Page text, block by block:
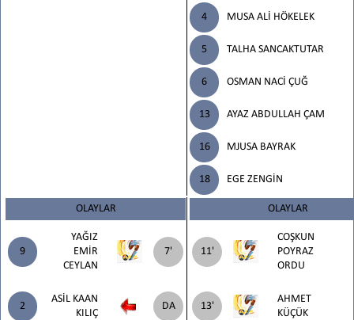
4 MUSA ALİ HÖKELEK
5 TALHA SANCAKTUTAR
6 OSMAN NACİ ÇUĞ
13 AYAZ ABDULLAH ÇAM
16 MJUSA BAYRAK
18 EGE ZENGİN
OLAYLAR
9
YAĞIZ
EMİR
CEYLAN
7'
2
ASİL KAAN
KILIÇ
DA
OLAYLAR
11'
COŞKUN
POYRAZ
ORDU
13'
AHMET
KÜÇÜK